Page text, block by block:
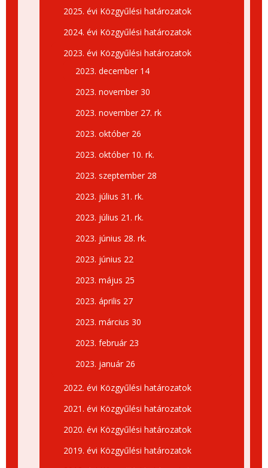
2025. évi Közgyűlési határozatok
2024. évi Közgyűlési határozatok
2023. évi Közgyűlési határozatok
2023. december 14
2023. november 30
2023. november 27. rk
2023. október 26
2023. október 10. rk.
2023. szeptember 28
2023. július 31. rk.
2023. július 21. rk.
2023. június 28. rk.
2023. június 22
2023. május 25
2023. április 27
2023. március 30
2023. február 23
2023. január 26
2022. évi Közgyűlési határozatok
2021. évi Közgyűlési határozatok
2020. évi Közgyűlési határozatok
2019. évi Közgyűlési határozatok